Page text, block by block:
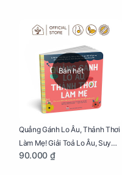
Bán hết
Quẳng Gánh Lo Âu, Thảnh Thơi
Làm Mẹ! Giải Toả Lo Âu, Suy
Nghĩ Tiêu Cực Cho Mẹ
90.000 ₫